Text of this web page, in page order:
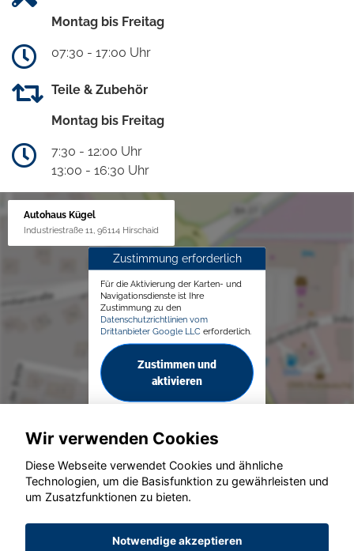
Montag bis Freitag
07:30 - 17:00 Uhr
Teile & Zubehör
Montag bis Freitag
7:30 - 12:00 Uhr
13:00 - 16:30 Uhr
Autohaus Kügel
Industriestraße 11, 96114 Hirschaid
Zustimmung erforderlich
Für die Aktivierung der Karten- und
Navigationsdienste ist Ihre
Zustimmung zu den
Datenschutzrichtlinien vom
Drittanbieter Google LLC erforderlich.
Zustimmen und
aktivieren
© konjunkturmotor.de GmbH 2020 - 2026
Wir verwenden Cookies
Diese Webseite verwendet Cookies und ähnliche
Technologien, um die Basisfunktion zu gewährleisten und
um Zusatzfunktionen zu bieten.
Notwendige akzeptieren